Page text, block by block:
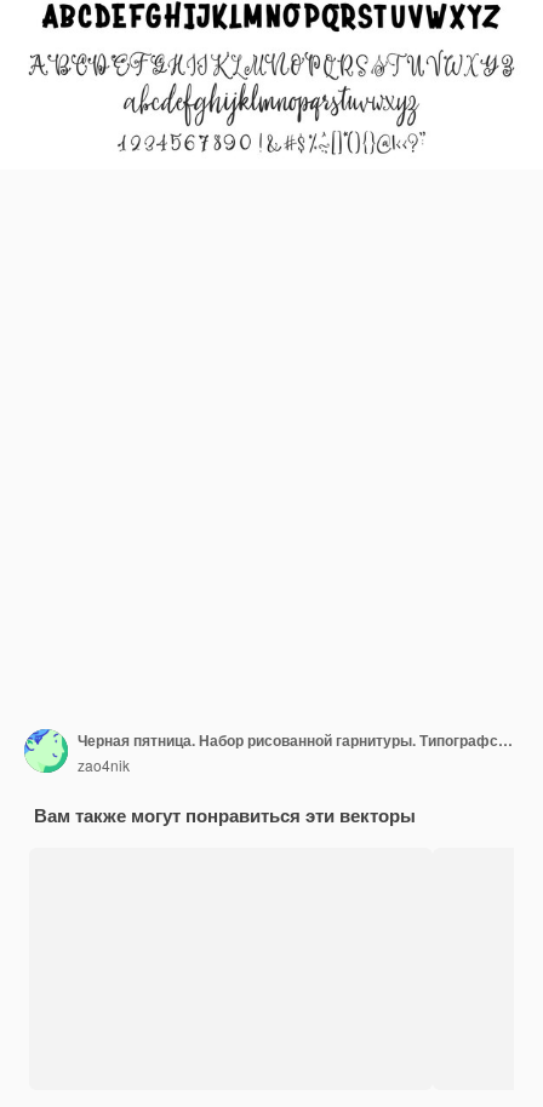
Черная пятница. Набор рисованной гарнитуры. Типографский алфавит
zao4nik
Вам также могут понравиться эти векторы